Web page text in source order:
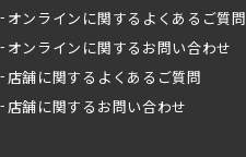
オンラインに関するよくあるご質問
オンラインに関するお問い合わせ
店舗に関するよくあるご質問
店舗に関するお問い合わせ